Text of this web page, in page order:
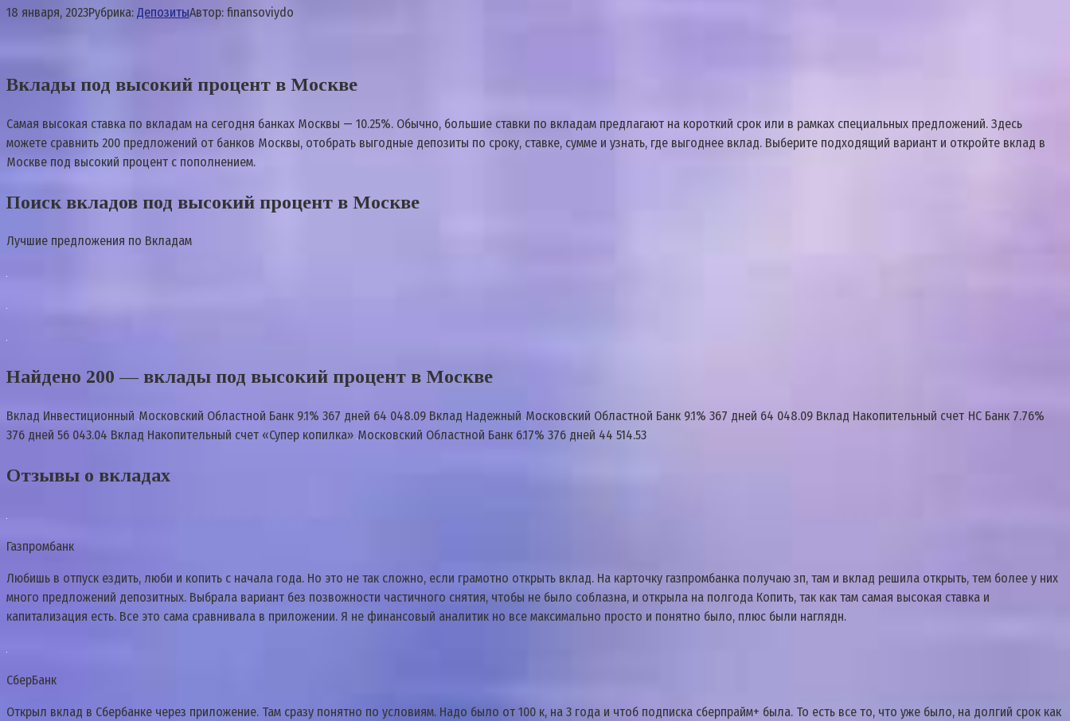
18 января, 2023Рубрика: ДепозитыАвтор: finansoviydo
Вклады под высокий процент в Москве
Самая высокая ставка по вкладам на сегодня банках Москвы — 10.25%. Обычно, большие ставки по вкладам предлагают на короткий срок или в рамках специальных предложений. Здесь
можете сравнить 200 предложений от банков Москвы, отобрать выгодные депозиты по сроку, ставке, сумме и узнать, где выгоднее вклад. Выберите подходящий вариант и откройте вклад в
Москве под высокий процент с пополнением.
Поиск вкладов под высокий процент в Москве
Лучшие предложения по Вкладам
Найдено 200 — вклады под высокий процент в Москве
Вклад Инвестиционный Московский Областной Банк 9.1% 367 дней 64 048.09 Вклад Надежный Московский Областной Банк 9.1% 367 дней 64 048.09 Вклад Накопительный счет НС Банк 7.76%
376 дней 56 043.04 Вклад Накопительный счет «Супер копилка» Московский Областной Банк 6.17% 376 дней 44 514.53
Отзывы о вкладах
Газпромбанк
Любишь в отпуск ездить, люби и копить с начала года. Но это не так сложно, если грамотно открыть вклад. На карточку газпромбанка получаю зп, там и вклад решила открыть, тем более у них
много предложений депозитных. Выбрала вариант без позвожности частичного снятия, чтобы не было соблазна, и открыла на полгода Копить, так как там самая высокая ставка и
капитализация есть. Все это сама сравнивала в приложении. Я не финансовый аналитик но все максимально просто и понятно было, плюс были наглядн.
СберБанк
Открыл вклад в Сбербанке через приложение. Там сразу понятно по условиям. Надо было от 100 к, на 3 года и чтоб подписка сберпрайм+ была. То есть все то, что уже было, на долгий срок как